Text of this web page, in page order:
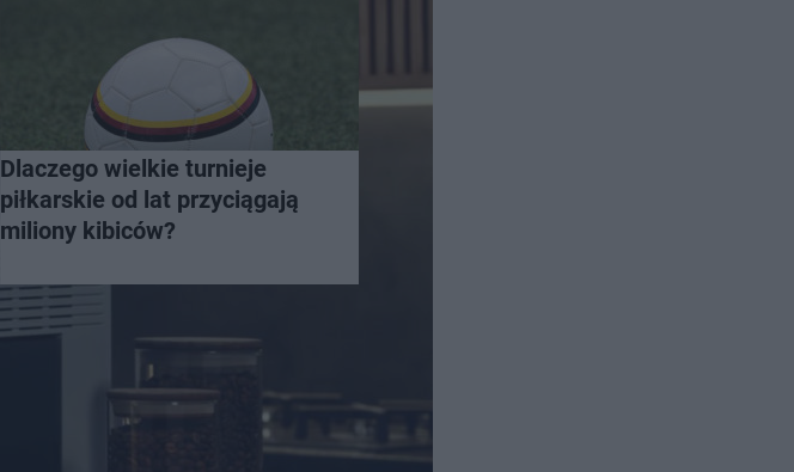
Dlaczego wielkie turnieje
piłkarskie od lat przyciągają
miliony kibiców?